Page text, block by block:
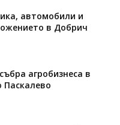
автомобили и
в Добрич
агробизнеса в
Паскалево